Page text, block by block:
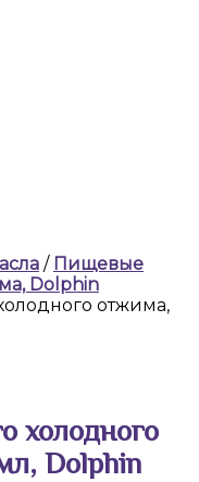
/ Пищевые
Dolphin
отжима,
холодного
Dolphin